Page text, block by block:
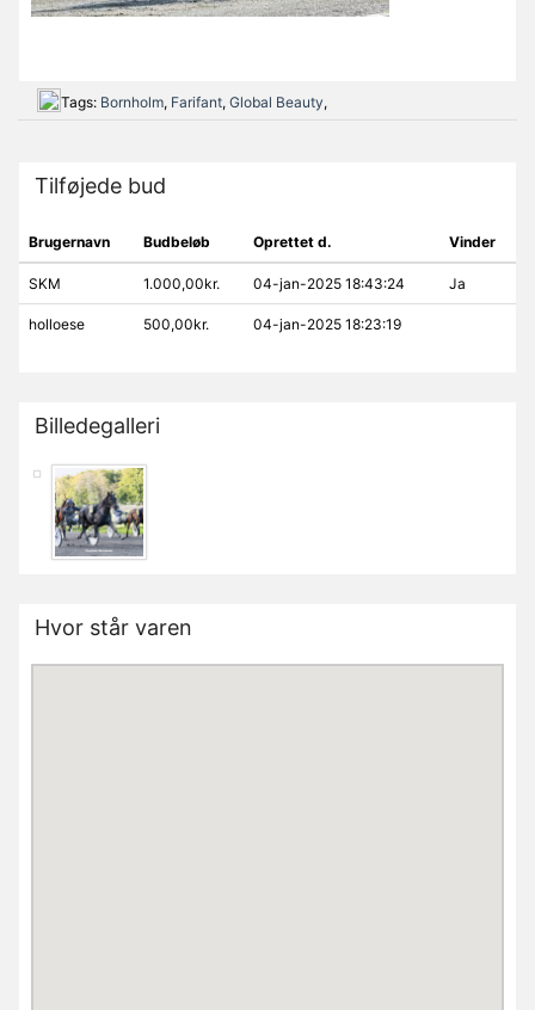
Tags: Bornholm, Farifant, Global Beauty,
Tilføjede bud
Brugernavn Budbeløb Oprettet d. Vinder
SKM 1.000,00kr. 04-jan-2025 18:43:24 Ja
holloese 500,00kr. 04-jan-2025 18:23:19
Billedegalleri
Hvor står varen